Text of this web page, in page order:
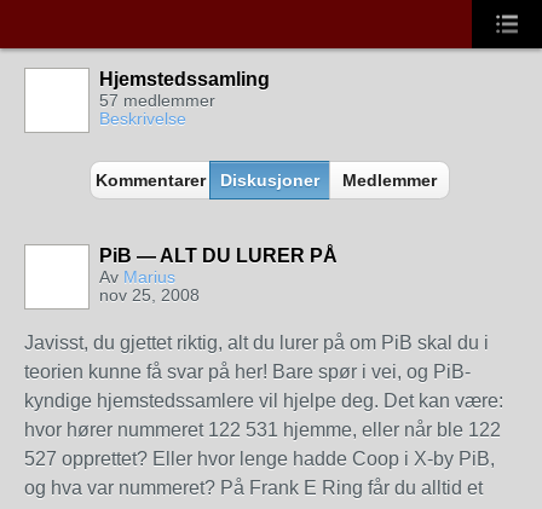
Hjemstedssamling
57 medlemmer
Beskrivelse
Kommentarer Diskusjoner Medlemmer
PiB — ALT DU LURER PÅ
Av Marius
nov 25, 2008
Javisst, du gjettet riktig, alt du lurer på om PiB skal du i
teorien kunne få svar på her! Bare spør i vei, og PiB-
kyndige hjemstedssamlere vil hjelpe deg. Det kan være:
hvor hører nummeret 122 531 hjemme, eller når ble 122
527 opprettet? Eller hvor lenge hadde Coop i X-by PiB,
og hva var nummeret? På Frank E Ring får du alltid et